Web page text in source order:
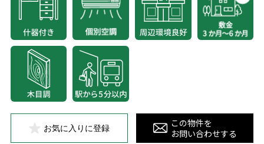
お気に入りに登録
この物件を
お問い合わせする